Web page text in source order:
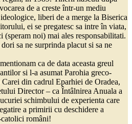
de a creste într-un mediu
liberi de a merge la Biserica
ei se pregatesc sa intre în viata,
(speram noi) mai ales responsabilitati.
sa ne surprinda placut si sa ne
ca de data aceasta greul
si l-a asumat Parohia greco-
din cadrul Eparhiei de Oradea,
Director – ca Întâlnirea Anuala a
schimbului de experienta care
a primirii cu deschidere a
români!